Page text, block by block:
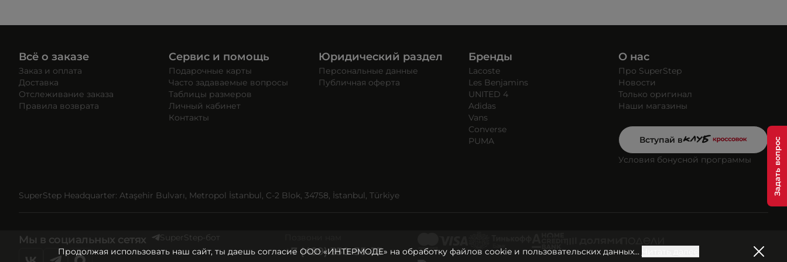
Продолжая использовать наш сайт, ты даешь согласие ООО «ИНТЕРМОДЕ» на обработку файлов cookie и пользовательских данных...
Всё о заказе
Заказ и оплата
Доставка
Отслеживание заказа
Правила возврата
Сервис и помощь
Подарочные карты
Часто задаваемые вопросы
Таблицы размеров
Личный кабинет
Контакты
Юридический раздел
Персональные данные
Публичная оферта
Бренды
Lacoste
Les Benjamins
UNITED 4
Adidas
Vans
Converse
PUMA
О нас
Про SuperStep
Новости
Только оригинал
Наши магазины
Вступай в
Условия бонусной программы
SuperStep Headquarter: Ataşehir Bulvarı, Metropol İstanbul, C-2 Blok, 34758, İstanbul, Türkiye
Мы в социальных сетях SuperStep-бот
+7 (499) 350-55-33